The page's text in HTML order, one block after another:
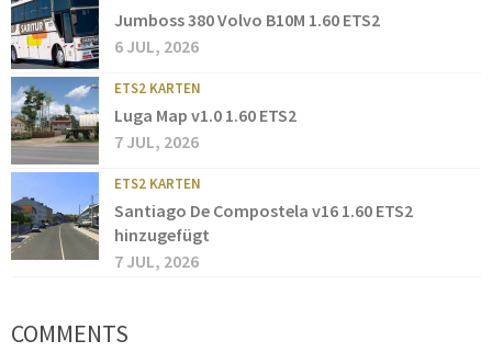
Jumboss 380 Volvo B10M 1.60 ETS2
6 JUL, 2026
ETS2 KARTEN
Luga Map v1.0 1.60 ETS2
7 JUL, 2026
ETS2 KARTEN
Santiago De Compostela v16 1.60 ETS2
hinzugefügt
7 JUL, 2026
COMMENTS